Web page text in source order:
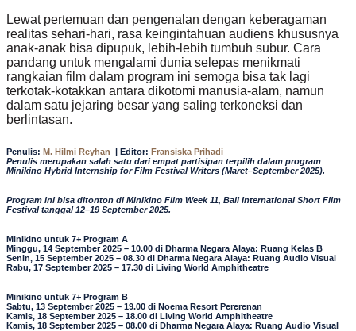
Lewat pertemuan dan pengenalan dengan keberagaman
realitas sehari-hari, rasa keingintahuan audiens khususnya
anak-anak bisa dipupuk, lebih-lebih tumbuh subur. Cara
pandang untuk mengalami dunia selepas menikmati
rangkaian film dalam program ini semoga bisa tak lagi
terkotak-kotakkan antara dikotomi manusia-alam, namun
dalam satu jejaring besar yang saling terkoneksi dan
berlintasan.
Penulis: M. Hilmi Reyhan | Editor: Fransiska Prihadi
Penulis merupakan salah satu dari empat partisipan terpilih dalam program
Minikino Hybrid Internship for Film Festival Writers (Maret–September 2025).
Program ini bisa ditonton di Minikino Film Week 11, Bali International Short Film
Festival tanggal 12–19 September 2025.
Minikino untuk 7+ Program A
Minggu, 14 September 2025 – 10.00 di Dharma Negara Alaya: Ruang Kelas B
Senin, 15 September 2025 – 08.30 di Dharma Negara Alaya: Ruang Audio Visual
Rabu, 17 September 2025 – 17.30 di Living World Amphitheatre
Minikino untuk 7+ Program B
Sabtu, 13 September 2025 – 19.00 di Noema Resort Pererenan
Kamis, 18 September 2025 – 18.00 di Living World Amphitheatre
Kamis, 18 September 2025 – 08.00 di Dharma Negara Alaya: Ruang Audio Visual